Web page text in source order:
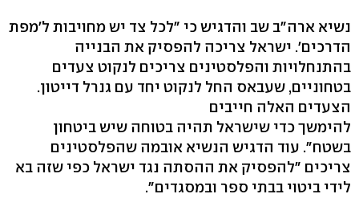
נשיא ארה"ב שב והדגיש כי "לכל צד יש מחויבות ל'מפת
הדרכים'. ישראל צריכה להפסיק את הבנייה
בהתנחלויות והפלסטינים צריכים לנקוט צעדים
בטחוניים, שעבאס החל לנקוט יחד עם גנרל דייטון.
הצעדים האלה חייבים
להימשך כדי שישראל תהיה בטוחה שיש ביטחון
בשטח". עוד הדגיש הנשיא אובמה שהפלסטינים
צריכים "להפסיק את ההסתה נגד ישראל כפי שזה בא
לידי ביטוי בבתי ספר ובמסגדים".